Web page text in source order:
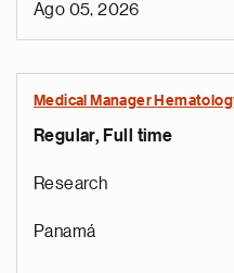
Ago 05, 2026
Medical Manager
Regular, Full time
Research
Panamá